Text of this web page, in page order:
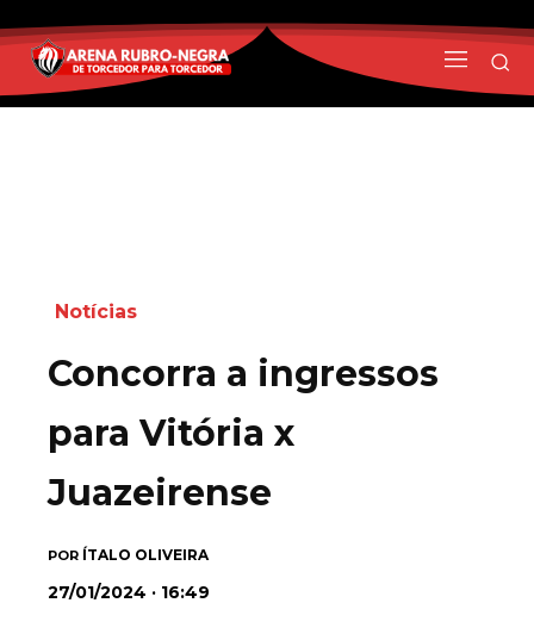
Notícias
Concorra a ingressos
para Vitória x
Juazeirense
POR ÍTALO OLIVEIRA
27/01/2024 · 16:49